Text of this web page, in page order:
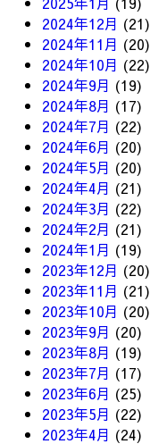
2024年12月 (21)
2024年11月 (20)
2024年10月 (22)
2024年9月 (19)
2024年8月 (17)
2024年7月 (22)
2024年6月 (20)
2024年5月 (20)
2024年4月 (21)
2024年3月 (22)
2024年2月 (21)
2024年1月 (19)
2023年12月 (20)
2023年11月 (21)
2023年10月 (20)
2023年9月 (20)
2023年8月 (19)
2023年7月 (17)
2023年6月 (25)
2023年5月 (22)
2023年4月 (24)